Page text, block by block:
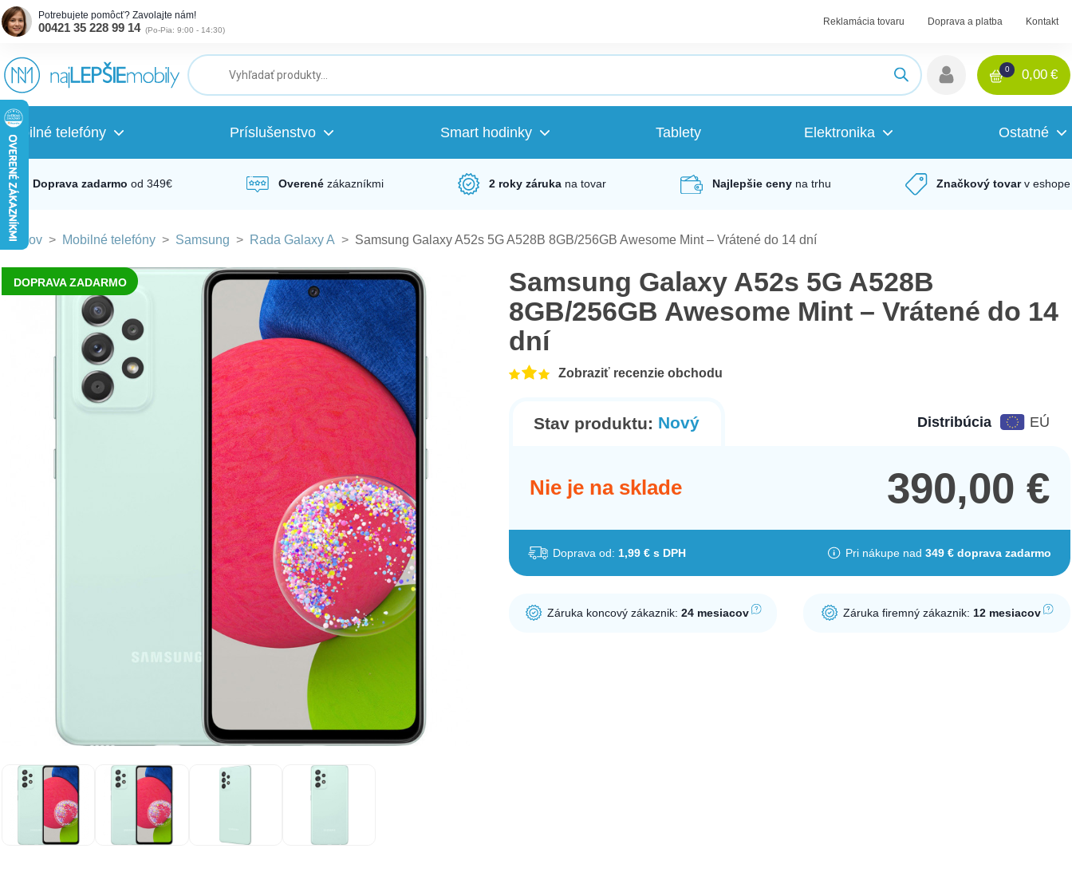
Potrebujete pomôcť? Zavolajte nám!
00421 35 228 99 14 (Po-Pia: 9:00 - 14:30)
Reklamácia tovaru Doprava a platba Kontakt
0 0,00 €
Mobilné telefóny Príslušenstvo Smart hodinky Tablety Elektronika Ostatné
Doprava zadarmo od 349€ Overené zákazníkmi 2 roky záruka na tovar Najlepšie ceny na trhu Značkový tovar v eshope
Domov > Mobilné telefóny > Samsung > Rada Galaxy A > Samsung Galaxy A52s 5G A528B 8GB/256GB Awesome Mint – Vrátené do 14 dní
DOPRAVA ZADARMO
Samsung Galaxy A52s 5G A528B
8GB/256GB Awesome Mint – Vrátené do 14
dní
Zobraziť recenzie obchodu
Stav produktu: Nový Distribúcia EÚ
Nie je na sklade 390,00 €
Doprava od: 1,99 € s DPH Pri nákupe nad 349 € doprava zadarmo
Záruka koncový zákaznik:24 mesiacov Záruka firemný zákaznik: 12 mesiacov